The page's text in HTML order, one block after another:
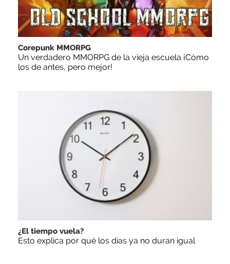
Corepunk MMORPG
Un verdadero MMORPG de la vieja escuela ¡Cómo
los de antes, pero mejor!
¿El tiempo vuela?
Esto explica por qué los días ya no duran igual